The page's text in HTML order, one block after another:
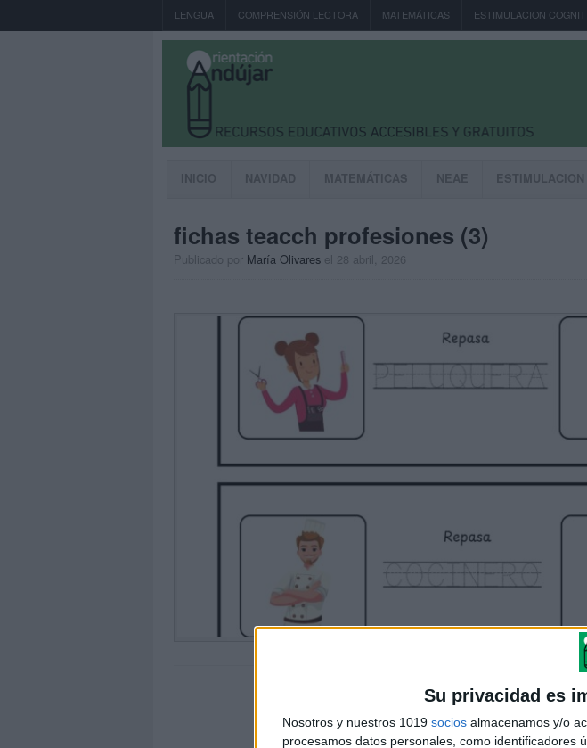
Su privacidad es
Nosotros y nuestros 1019 socios almacenamos y/o
procesamos datos personales, como identificadores
LENGUA COMPRENSIÓN LECTORA MATEMÁTICAS ESTIMULACION
INICIO NAVIDAD MATEMÁTICAS NEAE
fichas teacch profesiones (3)
Publicado por María Olivares el 28 abril, 2026